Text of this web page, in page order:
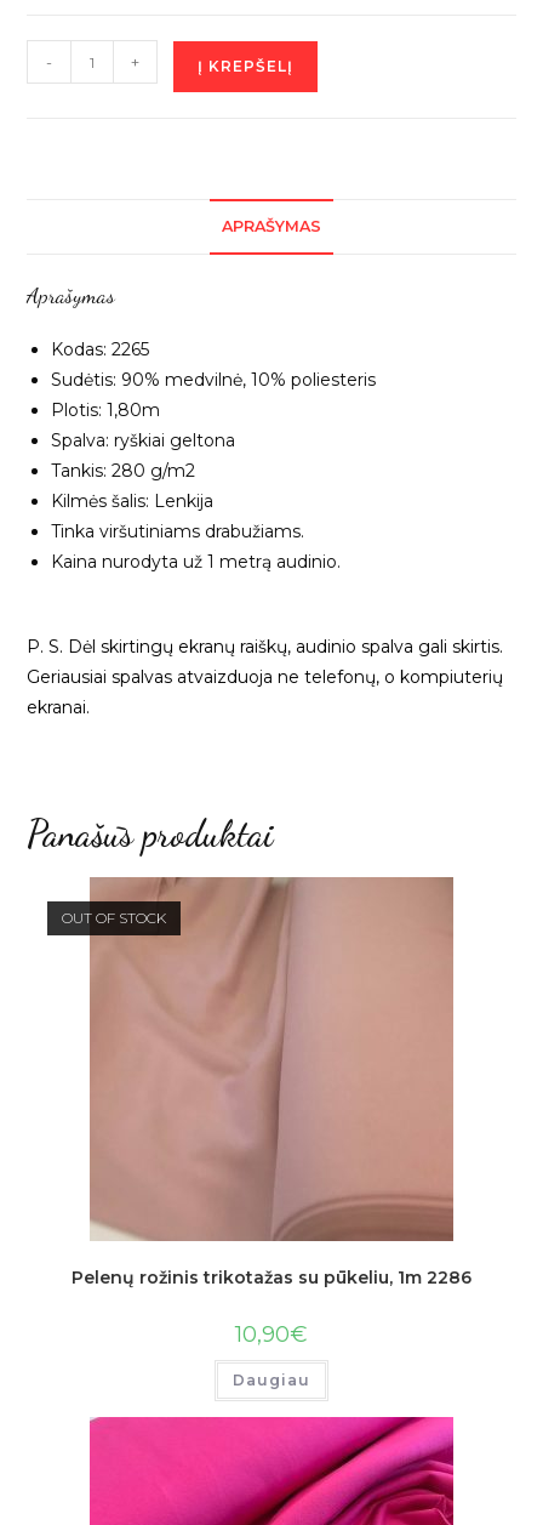
produkto
kiekis:
123
- + Į KREPŠELĮ
APRAŠYMAS
Aprašymas
Kodas: 2265
Sudėtis: 90% medvilnė, 10% poliesteris
Plotis: 1,80m
Spalva: ryškiai geltona
Tankis: 280 g/m2
Kilmės šalis: Lenkija
Tinka viršutiniams drabužiams.
Kaina nurodyta už 1 metrą audinio.
P. S. Dėl skirtingų ekranų raiškų, audinio spalva gali skirtis.
Geriausiai spalvas atvaizduoja ne telefonų, o kompiuterių
ekranai.
Panašūs produktai
OUT OF STOCK
Pelenų rožinis trikotažas su pūkeliu, 1m 2286
10,90€
Daugiau